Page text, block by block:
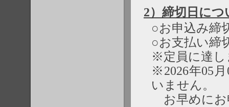
2）締切日につ
○お申込み締
○お支払い締
※定員に達し
※2026年05
いません。
お早めにお